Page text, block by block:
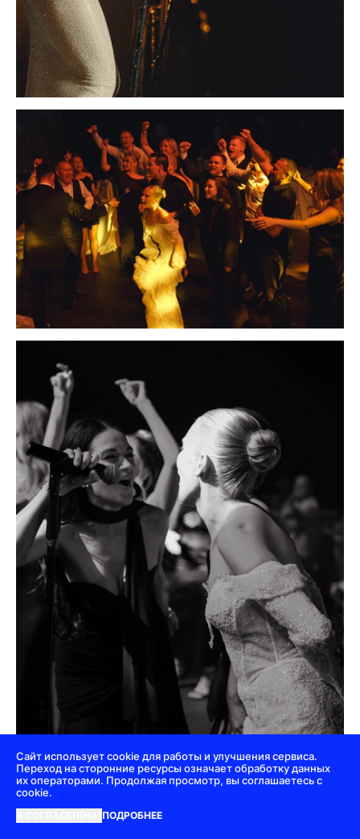
Сайт использует cookie для работы и улучшения сервиса.
Переход на сторонние ресурсы означает обработку данных
их операторами. Продолжая просмотр, вы соглашаетесь с
cookie.
ПОДРОБНЕЕ